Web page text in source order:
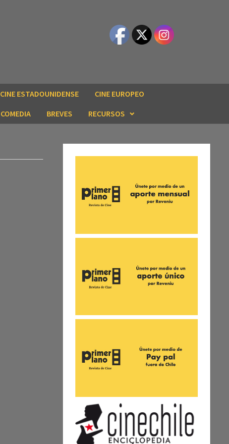
CINE ESTADOUNIDENSE
CINE EUROPEO
COMEDIA BREVES RECURSOS